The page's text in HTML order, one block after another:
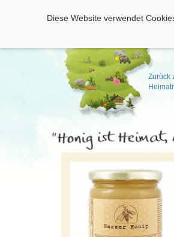
Zurück
Diese Website verwendet